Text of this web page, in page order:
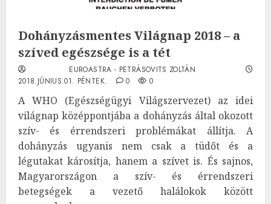
Dohányzásmentes Világnap 2018 – a
szíved egészsége is a tét
EUROASTRA - PETRÁSOVITS ZOLTÁN
2018.JÚNIUS.01. PÉNTEK.
0 0
A WHO (Egészségügyi Világszervezet) az idei
világnap középpontjába a dohányzás által okozott
szív- és érrendszeri problémákat állítja. A
dohányzás ugyanis nem csak a tüdőt és a
légutakat károsítja, hanem a szívet is. És sajnos,
Magyarországon a szív- és érrendszeri
betegségek a vezető halálokok között